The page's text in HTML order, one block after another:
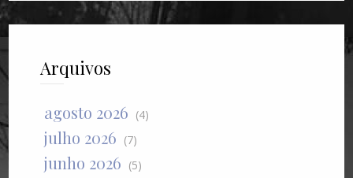
Arquivos
agosto 2026 (4)
julho 2026 (7)
junho 2026 (5)